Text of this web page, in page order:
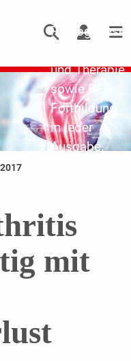
Pathogenese,
und Therapie
sowie DFP-
Fortbildung
in jeder
Ausgabe.
mit